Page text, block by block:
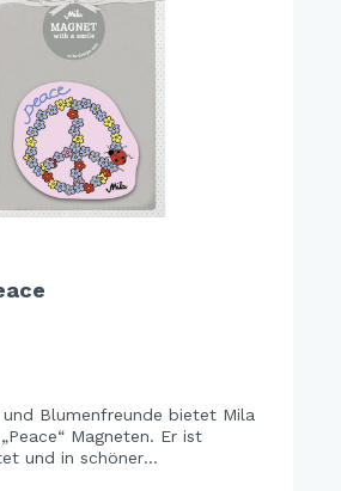
Peace
und Blumenfreunde bietet Mila
Magneten. Er ist
und in schöner